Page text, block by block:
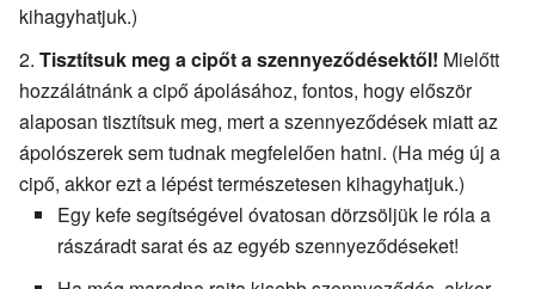
kihagyhatjuk.)
Tisztítsuk meg a cipőt a szennyeződésektől! Mielőtt
hozzálátnánk a cipő ápolásához, fontos, hogy először
alaposan tisztítsuk meg, mert a szennyeződések miatt az
ápolószerek sem tudnak megfelelően hatni. (Ha még új a
cipő, akkor ezt a lépést természetesen kihagyhatjuk.)
Egy kefe segítségével óvatosan dörzsöljük le róla a
rászáradt sarat és az egyéb szennyeződéseket!